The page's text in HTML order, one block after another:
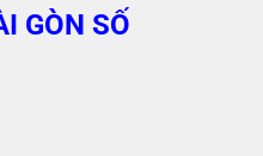
GÒN SỐ